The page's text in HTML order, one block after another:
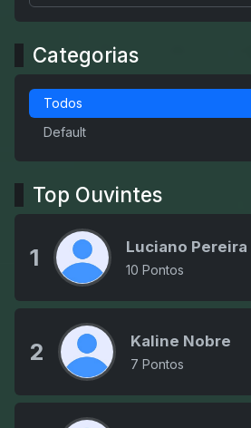
Categorias
Todos
Default
Top Ouvintes
1 Luciano Pereira
10 Pontos
2 Kaline Nobre
7 Pontos